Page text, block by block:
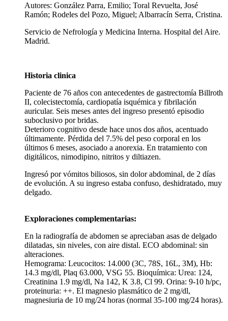
Autores: González Parra, Emilio; Toral Revuelta, José
Ramón; Rodeles del Pozo, Miguel; Albarracín Serra, Cristina.
Servicio de Nefrología y Medicina Interna. Hospital del Aire.
Madrid.
Historia clinica
Paciente de 76 años con antecedentes de gastrectomía Billroth
II, colecistectomía, cardiopatía isquémica y fibrilación
auricular. Seis meses antes del ingreso presentó episodio
suboclusivo por bridas.
Deterioro cognitivo desde hace unos dos años, acentuado
últimamente. Pérdida del 7.5% del peso corporal en los
últimos 6 meses, asociado a anorexia. En tratamiento con
digitálicos, nimodipino, nitritos y diltiazen.
Ingresó por vómitos biliosos, sin dolor abdominal, de 2 días
de evolución. A su ingreso estaba confuso, deshidratado, muy
delgado.
Exploraciones complementarias:
En la radiografía de abdomen se apreciaban asas de delgado
dilatadas, sin niveles, con aire distal. ECO abdominal: sin
alteraciones.
Hemograma: Leucocitos: 14.000 (3C, 78S, 16L, 3M), Hb:
14.3 mg/dl, Plaq 63.000, VSG 55. Bioquímica: Urea: 124,
Creatinina 1.9 mg/dl, Na 142, K 3.8, Cl 99. Orina: 9-10 h/pc,
proteinuria: ++. El magnesio plasmático de 2 mg/dl,
magnesiuria de 10 mg/24 horas (normal 35-100 mg/24 horas).